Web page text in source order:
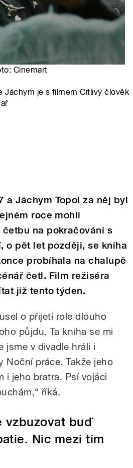
Cinemart
Jáchym je s filmem Citlivý člověk
a Jáchym Topol za něj byl
roce mohli
na pokračování s
o pět let později, se kniha
probíhala na chalupě
četl. Film režiséra
již tento týden.
o přijetí role dlouho
půjdu. Ta kniha se mi
jsme v divadle hráli i
Noční práce. Takže jeho
i jeho bratra. Psí vojáci
říká.
vzbuzovat buď
Nic mezi tím